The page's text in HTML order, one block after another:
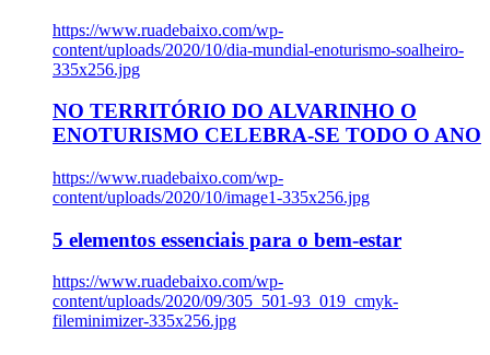
https://www.ruadebaixo.com/wp-
content/uploads/2020/10/dia-mundial-enoturismo-soalheiro-
335x256.jpg
NO TERRITÓRIO DO ALVARINHO O
ENOTURISMO CELEBRA-SE TODO O ANO
https://www.ruadebaixo.com/wp-
content/uploads/2020/10/image1-335x256.jpg
5 elementos essenciais para o bem-estar
https://www.ruadebaixo.com/wp-
content/uploads/2020/09/305_501-93_019_cmyk-
fileminimizer-335x256.jpg